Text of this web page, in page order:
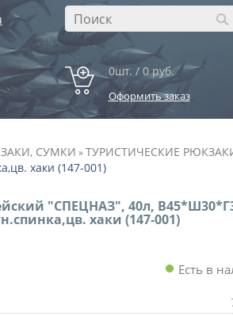
0шт. / 0 руб.
Оформить заказ
СУМКИ »ТУРИСТИЧЕСКИЕ
хаки (147-001)
"СПЕЦНАЗ", 40л,
хаки (147-001)
Есть в